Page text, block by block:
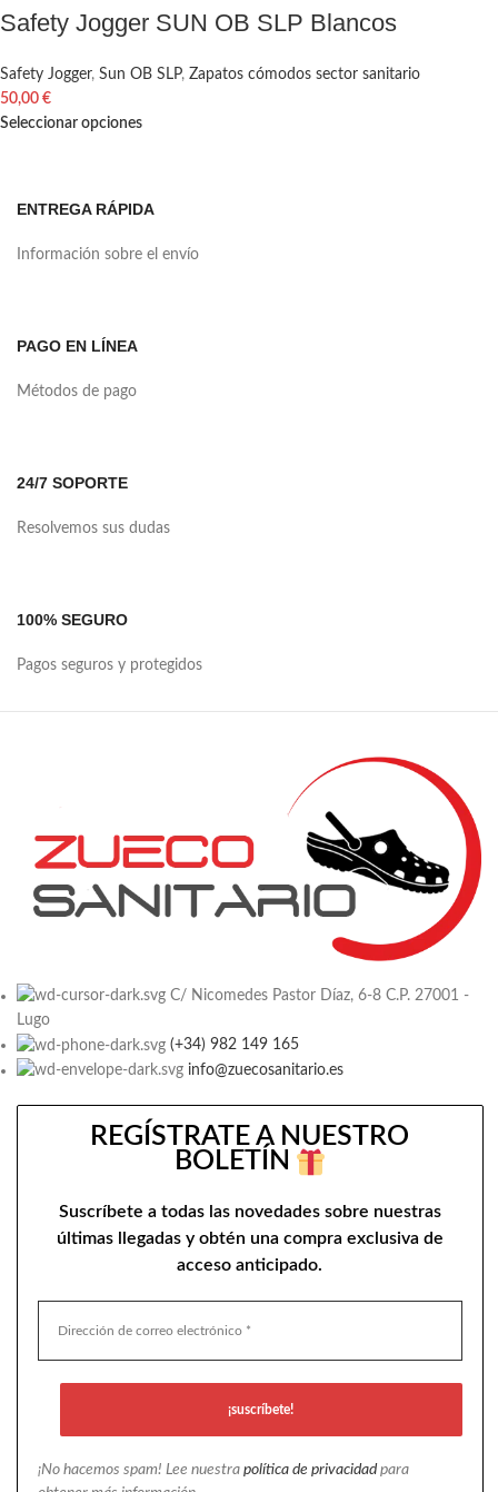
Safety Jogger SUN OB SLP Blancos
Safety Jogger, Sun OB SLP, Zapatos cómodos sector sanitario
50,00 €
Seleccionar opciones
ENTREGA RÁPIDA
Información sobre el envío
PAGO EN LÍNEA
Métodos de pago
24/7 SOPORTE
Resolvemos sus dudas
100% SEGURO
Pagos seguros y protegidos
C/ Nicomedes Pastor Díaz, 6-8 C.P. 27001 -
Lugo
(+34) 982 149 165
info@zuecosanitario.es
REGÍSTRATE A NUESTRO
BOLETÍN
Suscríbete a todas las novedades sobre nuestras
últimas llegadas y obtén una compra exclusiva de
acceso anticipado.
¡No hacemos spam! Lee nuestra política de privacidad para